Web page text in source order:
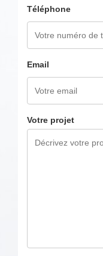
Téléphone
Email
Votre projet